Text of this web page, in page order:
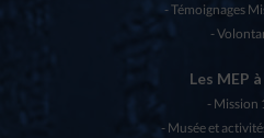
Témoignages
Les MEP
Mission
Musée et